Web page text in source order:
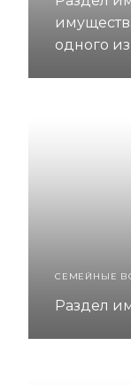
одного
СЕМЕЙНЫЕ
Раздел